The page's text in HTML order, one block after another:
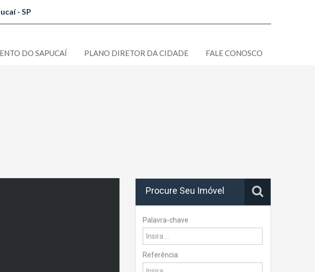
- SP
DO SAPUCAÍ PLANO DIRETOR DA CIDADE FALE CONOSCO
Procure Seu Imóvel
Palavra-chave
Referência